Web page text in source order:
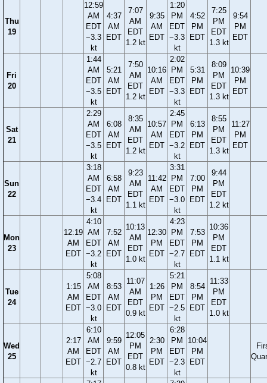
Thu
19
12:59
AM
EDT
−3.3
kt
4:37
AM
EDT
7:07
AM
EDT
1.2 kt
9:35
AM
EDT
1:20
PM
EDT
−3.3
kt
4:52
PM
EDT
7:25
PM
EDT
1.3 kt
9:54
PM
EDT
Fri
20
1:44
AM
EDT
−3.5
kt
5:21
AM
EDT
7:50
AM
EDT
1.2 kt
10:16
AM
EDT
2:02
PM
EDT
−3.3
kt
5:31
PM
EDT
8:09
PM
EDT
1.3 kt
10:39
PM
EDT
Sat
21
2:29
AM
EDT
−3.5
kt
6:08
AM
EDT
8:35
AM
EDT
1.2 kt
10:57
AM
EDT
2:45
PM
EDT
−3.2
kt
6:13
PM
EDT
8:55
PM
EDT
1.3 kt
11:27
PM
EDT
Sun
22
3:18
AM
EDT
−3.4
kt
6:58
AM
EDT
9:23
AM
EDT
1.1 kt
11:42
AM
EDT
3:31
PM
EDT
−3.0
kt
7:00
PM
EDT
9:44
PM
EDT
1.2 kt
Mon
23
12:19
AM
EDT
4:10
AM
EDT
−3.2
kt
7:52
AM
EDT
10:13
AM
EDT
1.0 kt
12:30
PM
EDT
4:23
PM
EDT
−2.7
kt
7:53
PM
EDT
10:36
PM
EDT
1.1 kt
Tue
24
1:15
AM
EDT
5:08
AM
EDT
−3.0
kt
8:53
AM
EDT
11:07
AM
EDT
0.9 kt
1:26
PM
EDT
5:21
PM
EDT
−2.5
kt
8:54
PM
EDT
11:33
PM
EDT
1.0 kt
Wed
25
2:17
AM
EDT
6:10
AM
EDT
−2.7
kt
9:59
AM
EDT
12:05
PM
EDT
0.8 kt
2:30
PM
EDT
6:28
PM
EDT
−2.3
kt
10:04
PM
EDT